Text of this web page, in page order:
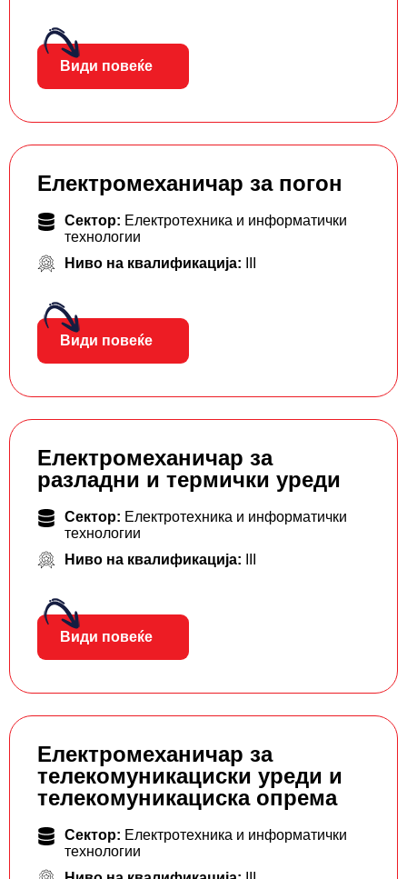
Види повеќе
Електромеханичар за погон
Сектор: Електротехника и информатички
технологии
Ниво на квалификација:
Види повеќе
Електромеханичар за
разладни и термички уреди
Сектор: Електротехника и информатички
технологии
Ниво на квалификација:
Види повеќе
Електромеханичар за
телекомуникациски уреди и
телекомуникациска опрема
Сектор: Електротехника и информатички
технологии